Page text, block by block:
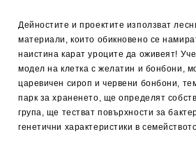
Дейностите и проектите използват
материали, които обикновено се
наистина карат уроците да оживеят!
модел на клетка с желатин и бонбони,
царевичен сироп и червени бонбони,
парк за храненето, ще определят
група, ще тестват повърхности за
генетични характеристики в